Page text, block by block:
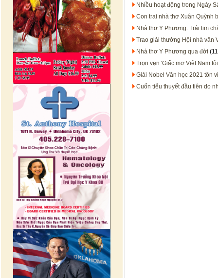
Nhiều hoạt động trong Ngày
Con trai nhà thơ Xuân Quỳnh
Nhà thơ Y Phương: Trái tim
Trao giải thưởng Hội nhà văn
Nhà thơ Y Phương qua đời
Trọn vẹn 'Giấc mơ Việt Nam
Giải Nobel Văn học 2021 tôn
Cuốn tiểu thuyết đầu tiên do